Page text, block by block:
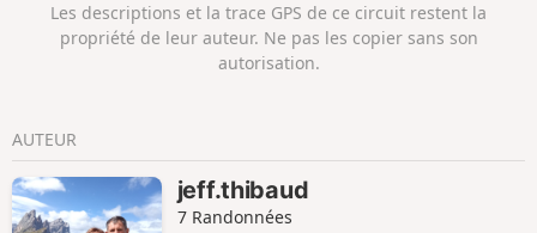
Les descriptions et la trace GPS de ce circuit restent la
propriété de leur auteur. Ne pas les copier sans son
autorisation.
AUTEUR
jeff.thibaud
7 Randonnées